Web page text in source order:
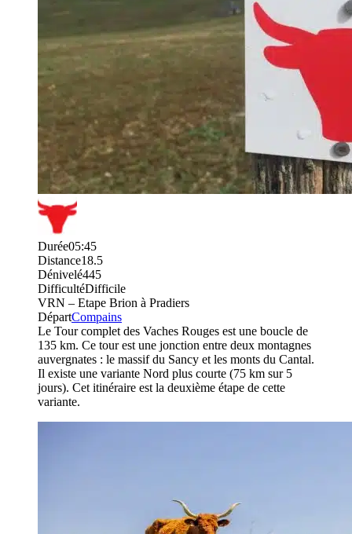
Durée05:45
Distance18.5
Dénivelé445
DifficultéDifficile
VRN – Etape Brion à Pradiers
DépartCompains
Le Tour complet des Vaches Rouges est une boucle de
135 km. Ce tour est une jonction entre deux montagnes
auvergnates : le massif du Sancy et les monts du Cantal.
Il existe une variante Nord plus courte (75 km sur 5
jours). Cet itinéraire est la deuxième étape de cette
variante.